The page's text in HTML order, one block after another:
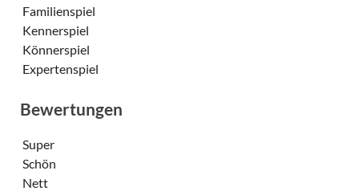
Familienspiel
Kennerspiel
Könnerspiel
Expertenspiel
Bewertungen
Super
Schön
Nett